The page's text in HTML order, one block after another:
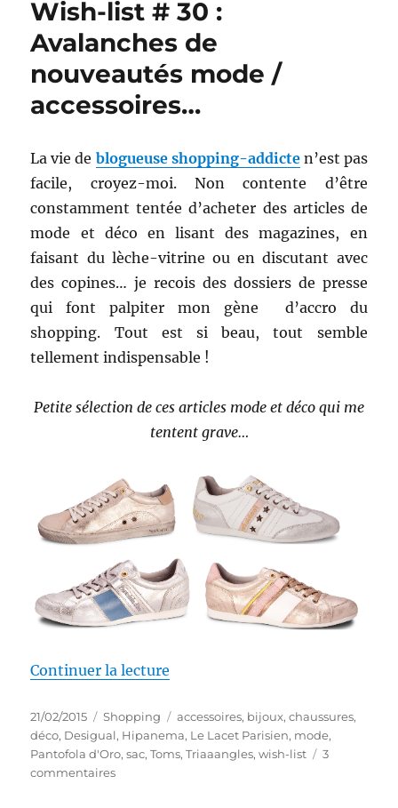
Wish-list # 30 :
Avalanches de
nouveautés mode /
accessoires…
La vie de blogueuse shopping-addicten’est pas
facile, croyez-moi. Non contente d’être
constamment tentée d’acheter des articles de
mode et déco en lisant des magazines, en
faisant du lèche-vitrine ou en discutant avec
des copines… je recois des dossiers de presse
qui font palpiter mon gène d’accro du
shopping. Tout est si beau, tout semble
tellement indispensable !
Petite sélection de ces articles mode et déco qui me
tentent grave…
Continuer la lecture
Publié
le
21/02/2015 Catégories
Shopping Étiquettes
accessoires, bijoux,chaussures,
déco, Desigual, Hipanema, Le Lacet Parisien, mode,
Pantofola d'Oro,sac,Toms,Triaaangles,wish-list
3
commentairessur